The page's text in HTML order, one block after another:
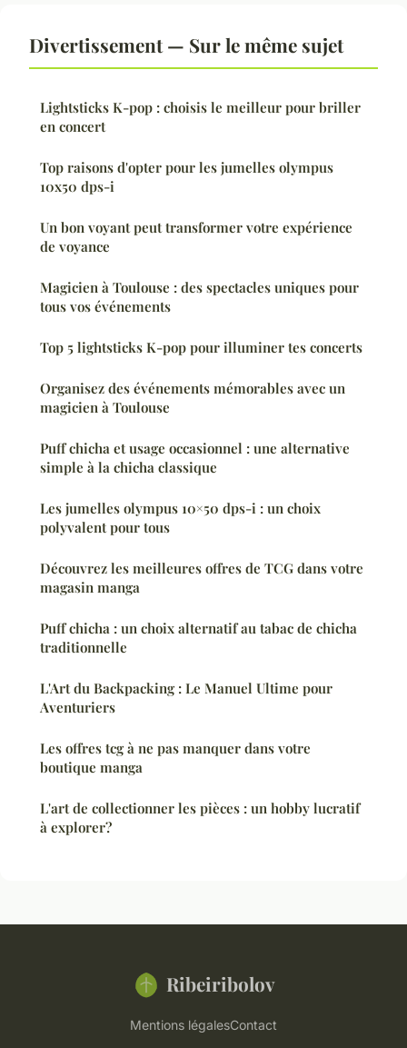
Divertissement — Sur le même sujet
Lightsticks K-pop : choisis le meilleur pour briller
en concert
Top raisons d'opter pour les jumelles olympus
10x50 dps-i
Un bon voyant peut transformer votre expérience
de voyance
Magicien à Toulouse : des spectacles uniques pour
tous vos événements
Top 5 lightsticks K-pop pour illuminer tes concerts
Organisez des événements mémorables avec un
magicien à Toulouse
Puff chicha et usage occasionnel : une alternative
simple à la chicha classique
Les jumelles olympus 10×50 dps-i : un choix
polyvalent pour tous
Découvrez les meilleures offres de TCG dans votre
magasin manga
Puff chicha : un choix alternatif au tabac de chicha
traditionnelle
L'Art du Backpacking : Le Manuel Ultime pour
Aventuriers
Les offres tcg à ne pas manquer dans votre
boutique manga
L'art de collectionner les pièces : un hobby lucratif
à explorer?
Ribeiribolov
Mentions légalesContact